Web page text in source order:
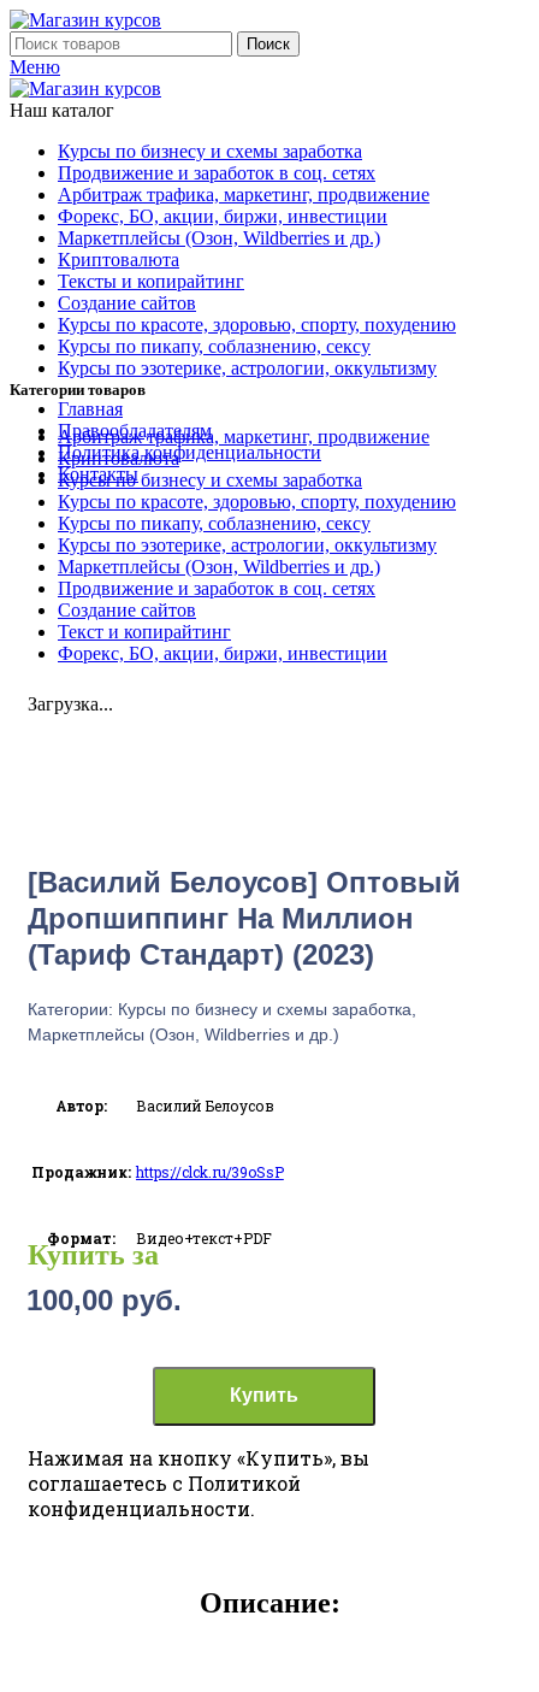
Поиск
Меню
Наш каталог
Курсы по бизнесу и схемы заработка
Продвижение и заработок в соц. сетях
Арбитраж трафика, маркетинг, продвижение
Форекс, БО, акции, биржи, инвестиции
Маркетплейсы (Озон, Wildberries и др.)
Криптовалюта
Тексты и копирайтинг
Создание сайтов
Курсы по красоте, здоровью, спорту, похудению
Курсы по пикапу, соблазнению, сексу
Курсы по эзотерике, астрологии, оккультизму
Главная
Правообладателям
Политика конфиденциальности
Контакты
Категории товаров
Арбитраж трафика, маркетинг, продвижение
Криптовалюта
Курсы по бизнесу и схемы заработка
Курсы по красоте, здоровью, спорту, похудению
Курсы по пикапу, соблазнению, сексу
Курсы по эзотерике, астрологии, оккультизму
Маркетплейсы (Озон, Wildberries и др.)
Продвижение и заработок в соц. сетях
Создание сайтов
Текст и копирайтинг
Форекс, БО, акции, биржи, инвестиции
Загрузка...
[Василий Белоусов] Оптовый
Дропшиппинг На Миллион
(Тариф Стандарт) (2023)
Категории: Курсы по бизнесу и схемы заработка,
Маркетплейсы (Озон, Wildberries и др.)
Автор: Василий Белоусов
Продажник: https://clck.ru/39oSsP
Формат: Видео+текст+PDF
Купить за
100,00 руб.
Купить
Нажимая на кнопку «Купить», вы
соглашаетесь с Политикой
конфиденциальности.
Описание: